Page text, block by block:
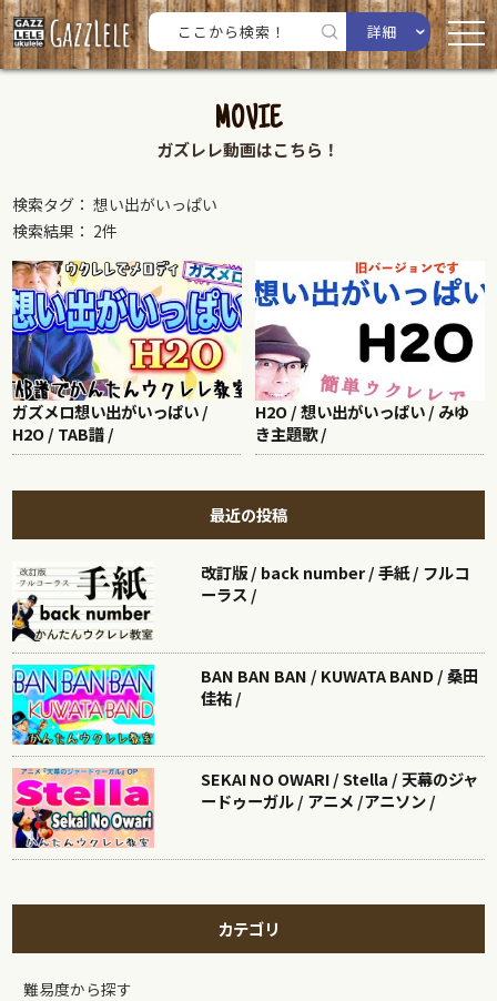
詳細
MOVIE
ガズレレ動画はこちら！
検索タグ： 想い出がいっぱい
検索結果： 2件
ガズメロ想い出がいっぱい /
H2O / TAB譜 /
H2O / 想い出がいっぱい / みゆ
き主題歌 /
最近の投稿
改訂版 / back number / 手紙 / フルコ
ーラス /
BAN BAN BAN / KUWATA BAND / 桑田
佳祐 /
SEKAI NO OWARI / Stella / 天幕のジャ
ードゥーガル / アニメ /アニソン /
カテゴリ
難易度から探す